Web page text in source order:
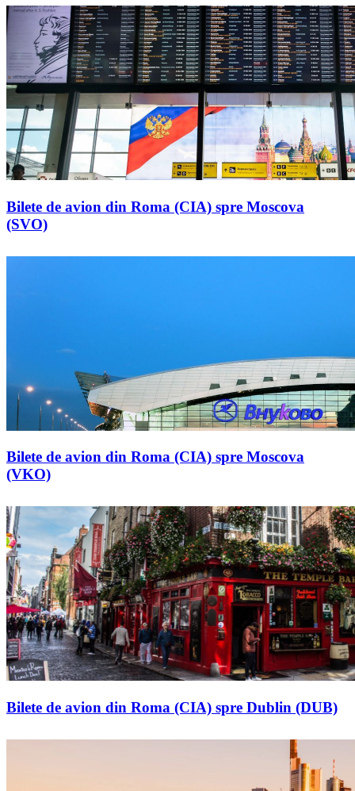
Bilete de avion din Roma (CIA) spre Moscova
(SVO)
Bilete de avion din Roma (CIA) spre Moscova
(VKO)
Bilete de avion din Roma (CIA) spre Dublin (DUB)